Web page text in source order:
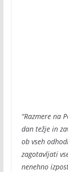
“Razmere na
dan težje in
ob vseh
zagotavljati
nenehno